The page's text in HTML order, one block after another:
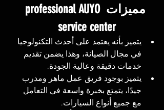
مميزات professional AUYO
service center
يتميز بأنه يعتمد على أحدث التكنولوجيا
في مجال الصيانة، وهذا يضمن تقديم
خدمات دقيقة وعالية الجودة.
يتميز بوجود فريق عمل ماهر ومدرب
جيدًا، يتمتع بخبرة واسعة في التعامل
مع جميع أنواع السيارات.